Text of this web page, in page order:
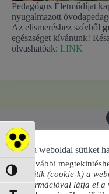
Akadálymentes mód
Nagy kontraszt váltása
Pedagógus Életműdíjat
nyugalmazott
Az elismeréshez szívből
egészséget kívánunk!
olvashatóak: LINK
Copyright © 2026
Önkormányzata
Ez a weboldal sütiket
A további
A sütik (cookie-k) a
információval látja el a